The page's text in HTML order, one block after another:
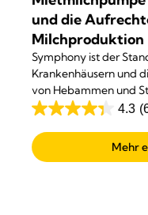
und die
Milchproduktion
Symphony ist der
Krankenhäusern und
von Hebammen und
ganzen Welt.
4.3
4.3
von
5
Mehr